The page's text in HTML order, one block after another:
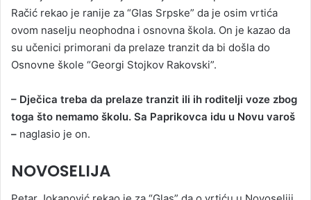
Račić rekao je ranije za “Glas Srpske” da je osim vrtića
ovom naselju neophodna i osnovna škola. On je kazao da
su učenici primorani da prelaze tranzit da bi došla do
Osnovne škole “Georgi Stojkov Rakovski”.
– Dječica treba da prelaze tranzit ili ih roditelji voze zbog
toga što nemamo školu. Sa Paprikovca idu u Novu varoš
– naglasio je on.
NOVOSELIJA